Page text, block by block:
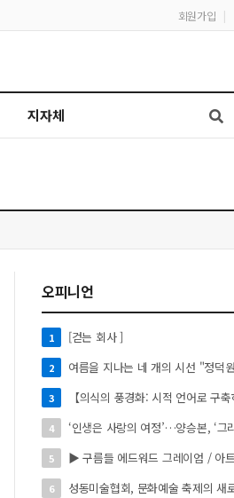
회원가입 |
지자체
오피니언
1 [걷는 회사 ]
2
3
4
5
6